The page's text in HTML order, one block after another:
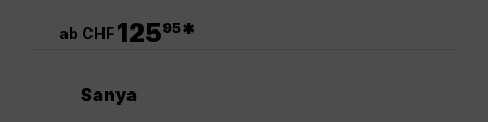
ab CHF12595*
Sanya